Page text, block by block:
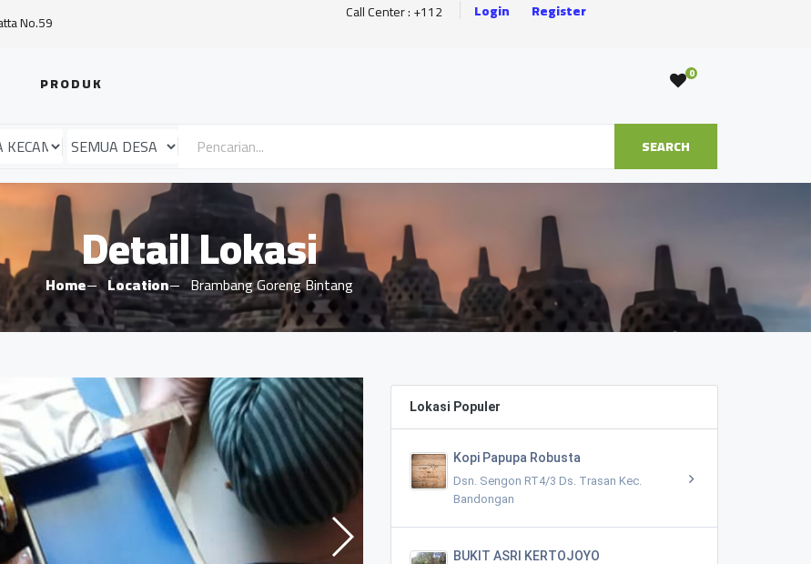
No.59 Call Center : +112 Login Register
PRODUK 0
SEARCH
Detail Lokasi
Home Location Brambang Goreng Bintang
Lokasi Populer
Kopi Papupa Robusta
Dsn. Sengon RT4/3 Ds. Trasan Kec.
Bandongan
BUKIT ASRI KERTOJOYO